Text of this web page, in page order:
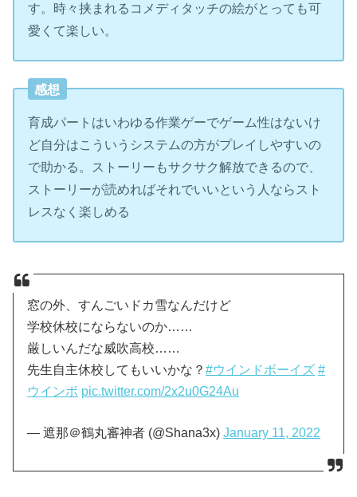
す。時々挟まれるコメディタッチの絵がとっても可
愛くて楽しい。
感想
育成パートはいわゆる作業ゲーでゲーム性はないけ
ど自分はこういうシステムの方がプレイしやすいの
で助かる。ストーリーもサクサク解放できるので、
ストーリーが読めればそれでいいという人ならスト
レスなく楽しめる
窓の外、すんごいドカ雪なんだけど
学校休校にならないのか……
厳しいんだな威吹高校……
先生自主休校してもいいかな？#ウインドボーイズ #
ウインボ pic.twitter.com/2x2u0G24Au
— 遮那＠鶴丸審神者 (@Shana3x)January 11, 2022